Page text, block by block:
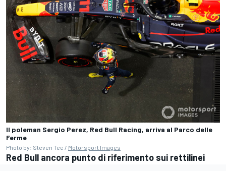
Il poleman Sergio Perez, Red Bull Racing, arriva al Parco delle
Ferme
Photo by: Steven Tee / Motorsport Images
Red Bull ancora punto di riferimento sui rettilinei